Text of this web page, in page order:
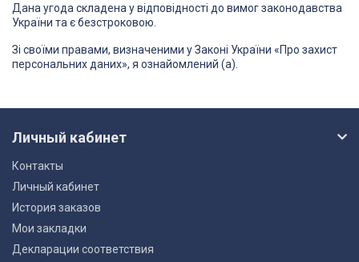
Дана угода складена у відповідності до вимог законодавства
України та є безстроковою.
Зі своїми правами, визначеними у Законі України «Про захист
персональних даних», я ознайомлений (а).
Личный кабинет
Контакты
Личный кабинет
История заказов
Мои закладки
Декларации соответствия